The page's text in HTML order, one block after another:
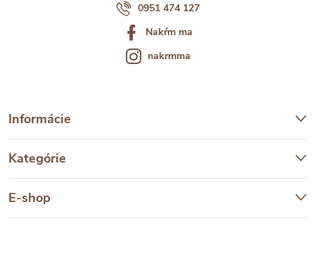
Informácie
Kategórie
E-shop
0951 474 127
Nakŕm ma
nakrmma